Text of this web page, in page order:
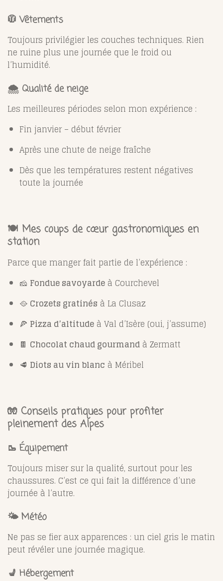
🧥 Vêtements
Toujours privilégier les couches techniques. Rien
ne ruine plus une journée que le froid ou
l’humidité.
🌨️ Qualité de neige
Les meilleures périodes selon mon expérience :
Fin janvier – début février
Après une chute de neige fraîche
Dès que les températures restent négatives
toute la journée
🍽️ Mes coups de cœur gastronomiques en
station
Parce que manger fait partie de l’expérience :
🧀 Fondue savoyarde à Courchevel
🥘 Crozets gratinés à La Clusaz
🍕 Pizza d’altitude à Val d’Isère (oui, j’assume)
🍫 Chocolat chaud gourmand à Zermatt
🥩 Diots au vin blanc à Méribel
🧤 Conseils pratiques pour profiter
pleinement des Alpes
🥾 Équipement
Toujours miser sur la qualité, surtout pour les
chaussures. C’est ce qui fait la différence d’une
journée à l’autre.
🌤️ Météo
Ne pas se fier aux apparences : un ciel gris le matin
peut révéler une journée magique.
💺 Hébergement